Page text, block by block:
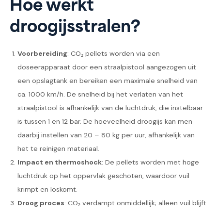
Hoe werkt
droogijsstralen?
Voorbereiding: CO₂ pellets worden via een
doseerapparaat door een straalpistool aangezogen uit
een opslagtank en bereiken een maximale snelheid van
ca. 1000 km/h. De snelheid bij het verlaten van het
straalpistool is afhankelijk van de luchtdruk, die instelbaar
is tussen 1 en 12 bar. De hoeveelheid droogijs kan men
daarbij instellen van 20 – 80 kg per uur, afhankelijk van
het te reinigen materiaal.
Impact en thermoshock: De pellets worden met hoge
luchtdruk op het oppervlak geschoten, waardoor vuil
krimpt en loskomt.
Droog proces: CO₂ verdampt onmiddellijk; alleen vuil blijft